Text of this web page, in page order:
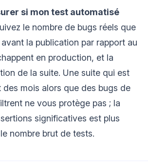
si mon test automatisé
le nombre de bugs réels que
la publication par rapport au
en production, et la
de la suite. Une suite qui est
mois alors que des bugs de
ne vous protège pas ; la
significatives est plus
nombre brut de tests.